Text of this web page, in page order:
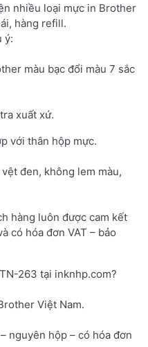
nhiều loại mực in Brother
hàng refill.
ý:
màu bạc đổi màu 7 sắc
xuất xứ.
với thân hộp mực.
đen, không lem màu,
hàng luôn được cam kết
có hóa đơn VAT – bảo
263 tại inknhp.com?
Việt Nam.
nguyên hộp – có hóa đơn